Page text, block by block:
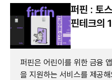
퍼핀 : 토
핀테크의
퍼핀은 어린이를 위한 금융
을 지원하는 서비스를 제공